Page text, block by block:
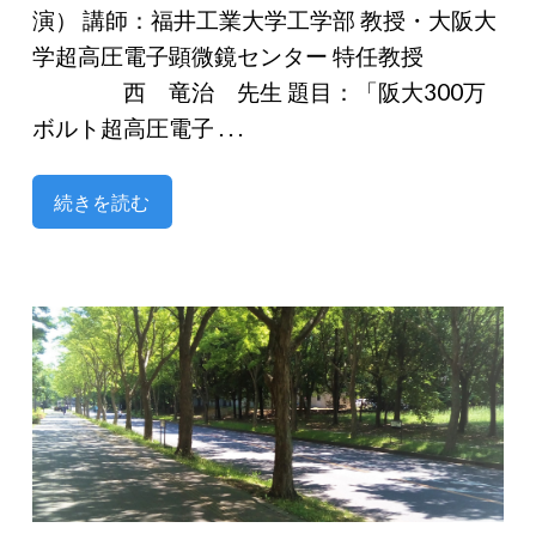
演） 講師：福井工業大学工学部 教授・大阪大
学超高圧電子顕微鏡センター 特任教授
西 竜治 先生 題目：「阪大300万
ボルト超高圧電子 . . .
続きを読む